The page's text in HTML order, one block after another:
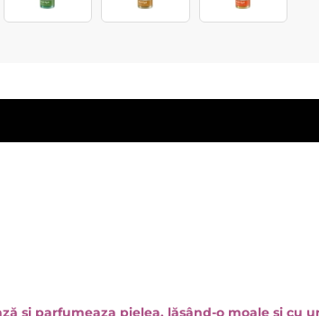
și parfumeaza pielea, lăsând-o moale și cu